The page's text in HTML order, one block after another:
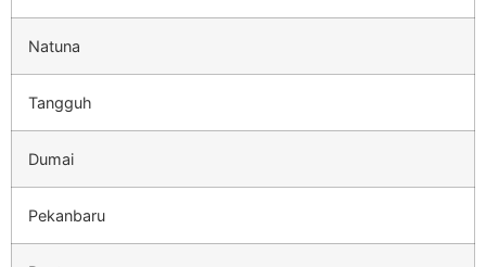
Natuna
Tangguh
Dumai
Pekanbaru